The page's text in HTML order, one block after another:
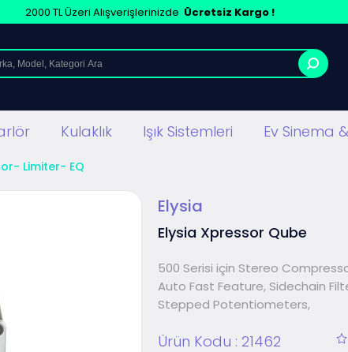
2000 TL Üzeri Alışverişlerinizde Ücretsiz Kargo !
Kulaklık Işık Sistemleri Ev Sinema
Limiter- EQ
Elysia
Elysia Xpressor Qube
500 Serisi için Stereo
Auto Fast Feature, Sidechain
Stepped Potentiometers,
Ürün Kodu : 21462